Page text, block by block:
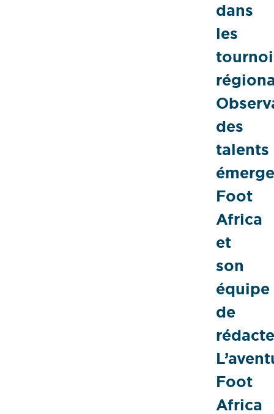
dans
les
des
talents
Foot
Africa
et
son
équipe
de
Foot
Africa